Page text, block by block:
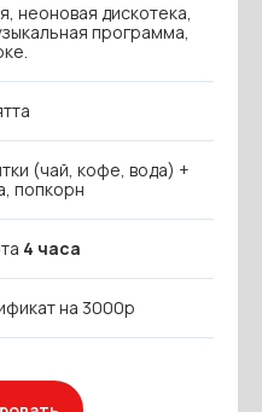
неоновая дискотека,
программа,
(чай, кофе, вода) +
попкорн
4 часа
на 3000р